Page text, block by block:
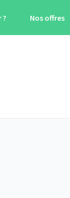
? Nos offres